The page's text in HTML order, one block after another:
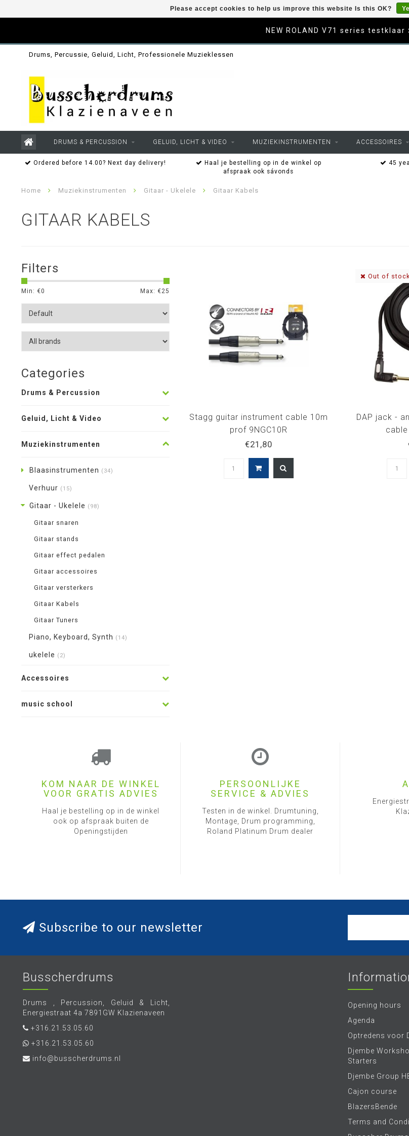
NEW ROLAND V71 series testklaar
Drums, Percussie, Geluid, Licht, Professionele Muzieklessen
DRUMS & PERCUSSION GELUID, LICHT & VIDEO MUZIEKINSTRUMENTEN ACCESSOIRES
Ordered before 14.00? Next day delivery!
Haal je bestelling op in de winkel op
afspraak ook sávonds
45
Home Muziekinstrumenten Gitaar - Ukelele Gitaar Kabels
GITAAR KABELS
Filters
Min: €0 Max: €25
Categories
Drums & Percussion
Geluid, Licht & Video
Muziekinstrumenten
Blaasinstrumenten (34)
Verhuur (15)
Gitaar - Ukelele (98)
Gitaar snaren
Gitaar stands
Gitaar effect pedalen
Gitaar accessoires
Gitaar versterkers
Gitaar Kabels
Gitaar Tuners
Piano, Keyboard, Synth (14)
ukelele (2)
Accessoires
music school
Stagg guitar instrument cable 10m
prof 9NGC10R
€21,80
Out of stock
DAP jack -
Please accept cookies to help us improve this website Is this OK?
KOM NAAR DE WINKEL
VOOR GRATIS ADVIES
Haal je bestelling op in de winkel
ook op afspraak buiten de
Openingstijden
PERSOONLIJKE
SERVICE & ADVIES
Testen in de winkel. Drumtuning,
Montage, Drum programming,
Roland Platinum Drum dealer
Subscribe to our newsletter
Busscherdrums
Drums , Percussion, Geluid & Licht,
Energiestraat 4a 7891GW Klazienaveen
+316.21.53.05.60
+316.21.53.05.60
info@busscherdrums.nl
Opening hours
Agenda
Optredens voor
Djembe
Starters
Djembe Group
Cajon course
BlazersBende
Terms and